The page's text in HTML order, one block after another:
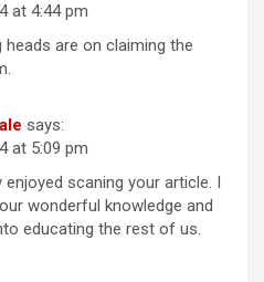
at 4:44 pm
heads are on claiming the
says:
at 5:09 pm
scaning your article. I
wonderful knowledge and
educating the rest of us.